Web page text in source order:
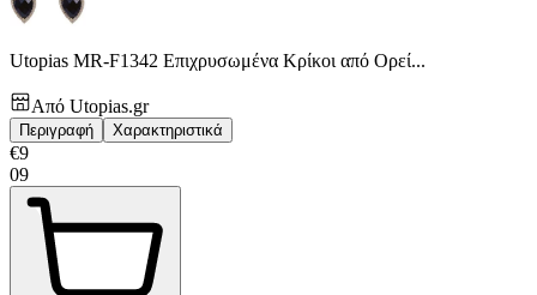
Utopias MR-F1342 Επιχρυσωμένα Κρίκοι από Ορεί...
Από Utopias.gr
Περιγραφή Χαρακτηριστικά
€9
09